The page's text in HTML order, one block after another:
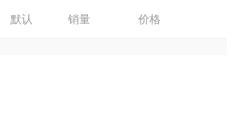
默认 销量 价格